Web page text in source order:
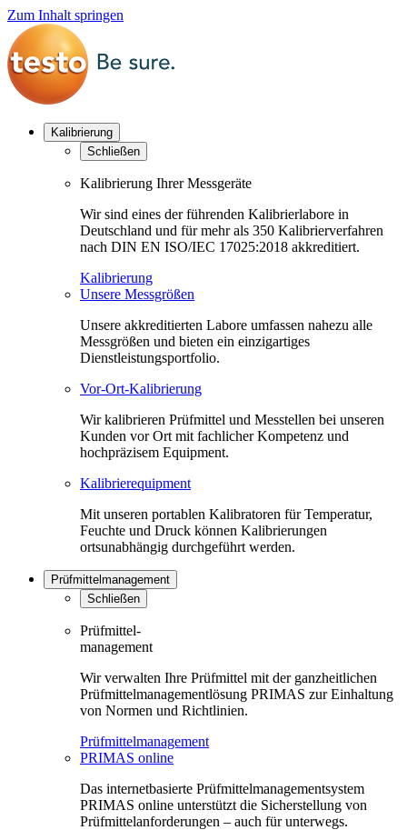
Zum Inhalt springen
Kalibrierung
Schließen
Kalibrierung Ihrer Messgeräte
Wir sind eines der führenden Kalibrierlabore in
Deutschland und für mehr als 350 Kalibrierverfahren
nach DIN EN ISO/IEC 17025:2018 akkreditiert.
Kalibrierung
Unsere Messgrößen
Unsere akkreditierten Labore umfassen nahezu alle
Messgrößen und bieten ein einzigartiges
Dienstleistungsportfolio.
Vor-Ort-Kalibrierung
Wir kalibrieren Prüfmittel und Messtellen bei unseren
Kunden vor Ort mit fachlicher Kompetenz und
hochpräzisem Equipment.
Kalibrierequipment
Mit unseren portablen Kalibratoren für Temperatur,
Feuchte und Druck können Kalibrierungen
ortsunabhängig durchgeführt werden.
Prüfmittelmanagement
Schließen
Prüfmittel-
management
Wir verwalten Ihre Prüfmittel mit der ganzheitlichen
Prüfmittelmanagementlösung PRIMAS zur Einhaltung
von Normen und Richtlinien.
Prüfmittelmanagement
PRIMAS online
Das internetbasierte Prüfmittelmanagementsystem
PRIMAS online unterstützt die Sicherstellung von
Prüfmittelanforderungen – auch für unterwegs.